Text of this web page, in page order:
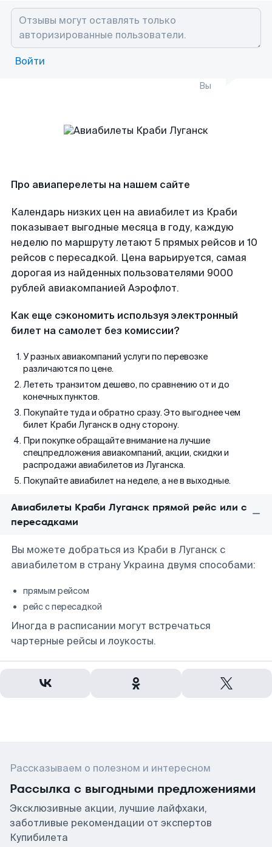
Войти
Вы
Про авиаперелеты на нашем сайте
Календарь низких цен на авиабилет из Краби
показывает выгодные месяца в году, каждую
неделю по маршруту летают 5 прямых рейсов и 10
рейсов с пересадкой. Цена варьируется, самая
дорогая из найденных пользователями 9000
рублей авиакомпанией Аэрофлот.
Как еще сэкономить используя электронный
билет на самолет без комиссии?
У разных авиакомпаний услуги по перевозке
различаются по цене.
Лететь транзитом дешево, по сравнению от и до
конечных пунктов.
Покупайте туда и обратно сразу. Это выгоднее чем
билет Краби Луганск в одну сторону.
При покупке обращайте внимание на лучшие
спецпредложения авиакомпаний, акции, скидки и
распродажи авиабилетов из Луганска.
Покупайте авиабилет на неделе, а не в выходные.
Авиабилеты Краби Луганск прямой рейс или с
пересадками
Вы можете добраться из Краби в Луганск с
авиабилетом в страну Украина двумя способами:
прямым рейсом
рейс с пересадкой
Иногда в расписании могут встречаться
чартерные рейсы и лоукосты.
Рассказываем о полезном и интересном
Рассылка с выгодными предложениями
Эксклюзивные акции, лучшие лайфхаки,
заботливые рекомендации от экспертов
Купибилета